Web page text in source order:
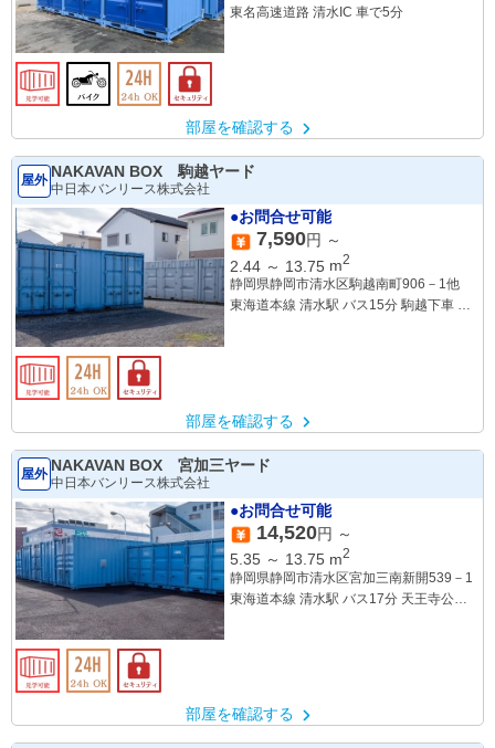
東名高速道路 清水IC 車で5分
部屋を確認する
屋外 NAKAVAN BOX 駒越ヤード
中日本バンリース株式会社
●お問合せ可能
7,590円 ～
2.44 ～ 13.75 m2
静岡県静岡市清水区駒越南町906－1他
東海道本線 清水駅 バス15分 駒越下車 徒
部屋を確認する
屋外 NAKAVAN BOX 宮加三ヤード
中日本バンリース株式会社
●お問合せ可能
14,520円 ～
5.35 ～ 13.75 m2
静岡県静岡市清水区宮加三南新開539－1
東海道本線 清水駅 バス17分 天王寺公園
部屋を確認する